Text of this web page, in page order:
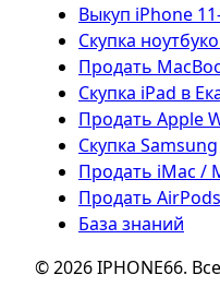
Выкуп iPhone
Скупка
Продать
Скупка iPad в
Продать Apple
Скупка Samsung
Продать iMac /
Продать AirPods
База знаний
© 2026 IPHONE66.